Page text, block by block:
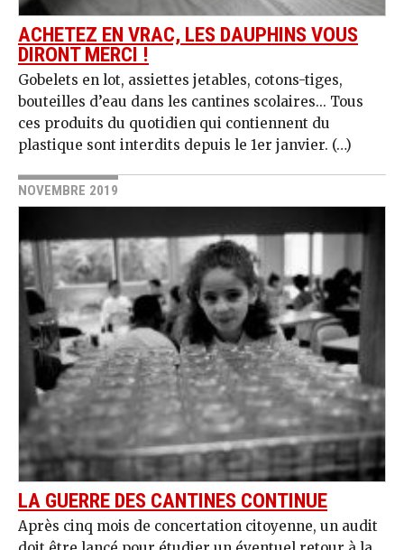
ACHETEZ EN VRAC, LES DAUPHINS VOUS
DIRONT MERCI !
Gobelets en lot, assiettes jetables, cotons-tiges,
bouteilles d’eau dans les cantines scolaires... Tous
ces produits du quotidien qui contiennent du
plastique sont interdits depuis le 1er janvier. (…)
NOVEMBRE 2019
LA GUERRE DES CANTINES CONTINUE
Après cinq mois de concertation citoyenne, un audit